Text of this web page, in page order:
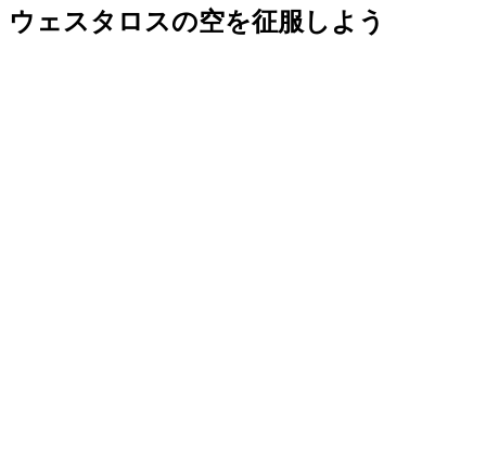
ウェスタロスの空を征服しよう